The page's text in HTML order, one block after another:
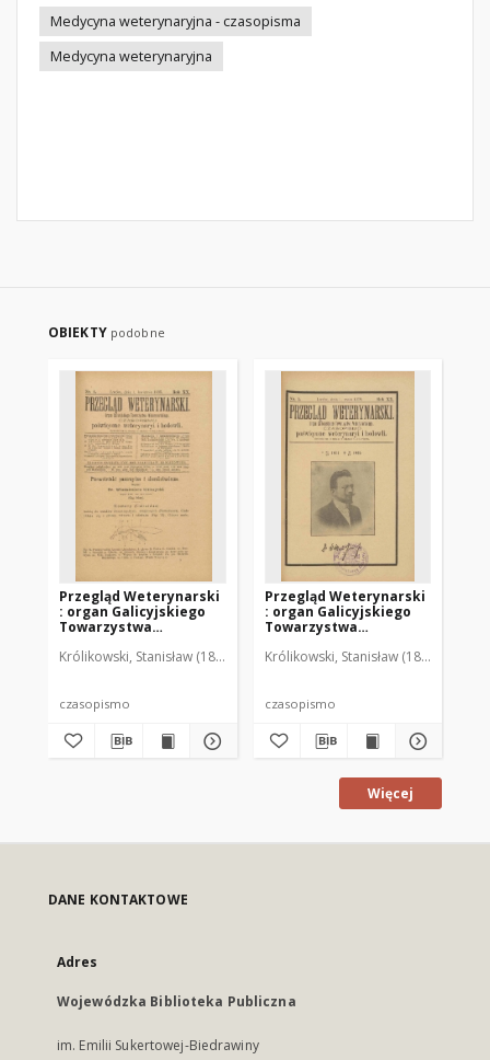
Medycyna weterynaryjna - czasopisma
Medycyna weterynaryjna
OBIEKTY podobne
Przegląd Weterynarski
: organ Galicyjskiego
Towarzystwa
czasopismo
1905 R. 20, nr 4
Królikowski, Stanisław (1853-1924). Red.
czasopismo
Przegląd Weterynarski
: organ Galicyjskiego
Towarzystwa
czasopismo
1905 R. 20, nr 5
Królikowski, Stanisław (1853-1924).
czasopismo
Więcej
DANE KONTAKTOWE
Adres
Wojewódzka Biblioteka Publiczna
im. Emilii Sukertowej-Biedrawiny